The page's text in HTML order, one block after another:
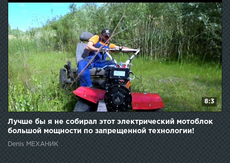
8:3
Лучше бы я не собирал этот электрический мотоблок
большой мощности по запрещенной технологии!
Denis МЕХАНИК